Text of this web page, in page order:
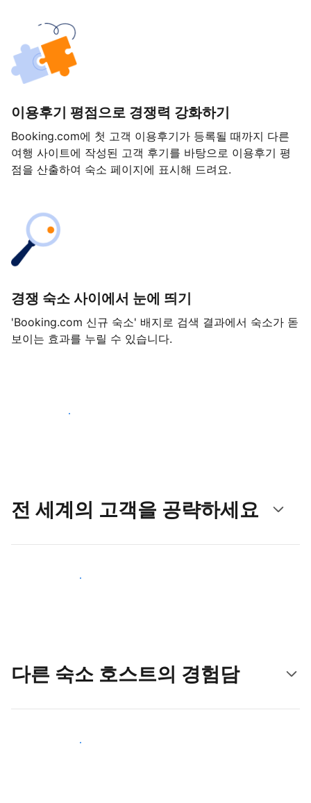
이용후기 평점으로 경쟁력 강화하기
Booking.com에 첫 고객 이용후기가 등록될 때까지 다른
여행 사이트에 작성된 고객 후기를 바탕으로 이용후기 평
점을 산출하여 숙소 페이지에 표시해 드려요.
경쟁 숙소 사이에서 눈에 띄기
'Booking.com 신규 숙소' 배지로 검색 결과에서 숙소가 돋
보이는 효과를 누릴 수 있습니다.
지금 등록 시작하기
전 세계의 고객을 공략하세요
새로운 고객층 공략하기
다른 숙소 호스트의 경험담
숙소 호스트로 동참하기